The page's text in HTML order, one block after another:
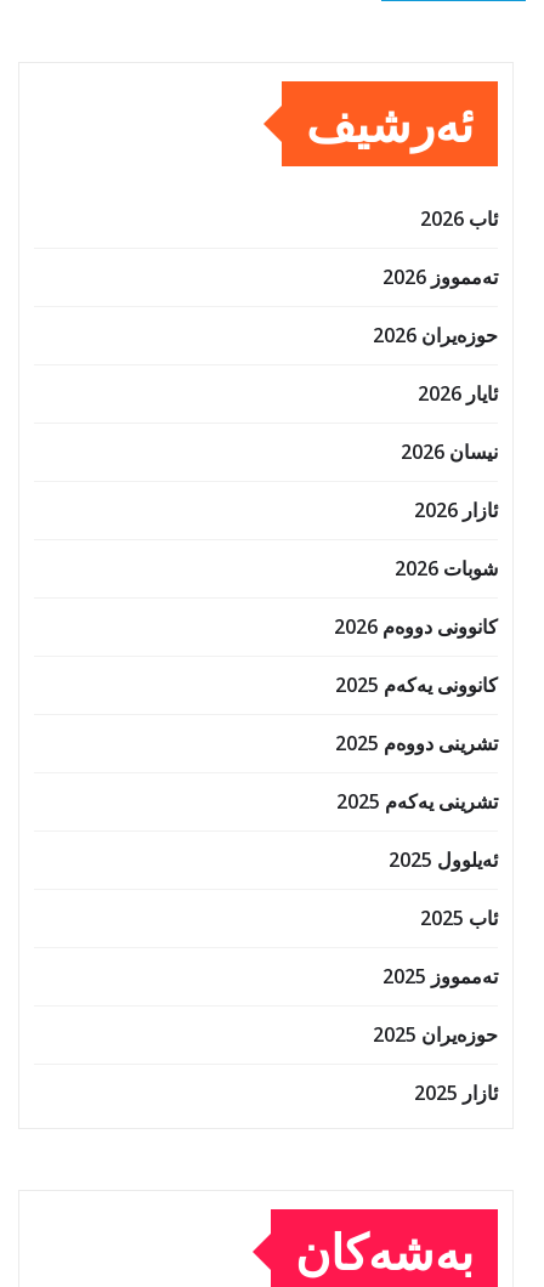
ئەرشیف
ئاب 2026
تەممووز 2026
حوزه‌یران 2026
ئایار 2026
نیسان 2026
ئازار 2026
شوبات 2026
کانوونی دووەم 2026
کانوونی یەکەم 2025
تشرینی دووەم 2025
تشرینی یەکەم 2025
ئەیلوول 2025
ئاب 2025
تەممووز 2025
حوزه‌یران 2025
ئازار 2025
بەشەکان